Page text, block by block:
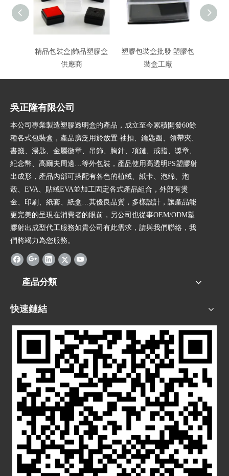
精品包裝盒|飾品塑膠盒
供應商
塑膠包裝盒批發|塑膠包
裝盒工廠
吳正隆有限公司
本公司專業製造塑膠透明盒的產品，成立至今累積開發60餘
種各式包裝盒，產品廣泛用於放置 袖扣、鑰匙圈、領帶夾、
書籤、湯匙、金屬徽章、吊飾、胸針、項鏈、戒指、獎章、
紀念幣、高爾夫周邊…等外包裝，產品使用高透明PS塑膠射
出成形，產品內部可搭配有各色的植絨、紙卡、泡綿、泡
殼、EVA、貼絨EVA並加工固定各式產品組合，外部有燙
金、印刷、紙套、紙盒…其優良品質，多樣設計，讓產品能
更完美的呈現在消費者的眼前，另公司也從事OEM/ODM塑
膠射出成型代工服務如貴公司有此需求，請與我們聯絡，我
們將竭力為您服務。
產品分類
快速鏈結